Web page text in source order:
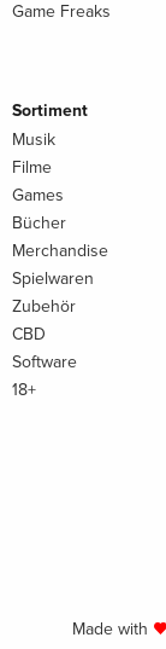
Game Freaks
Sortiment
Musik
Filme
Games
Bücher
Merchandise
Spielwaren
Zubehör
CBD
Software
18+
Made with